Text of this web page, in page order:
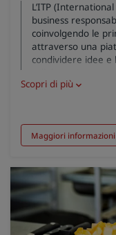
L’ITP
business
coinvolgendo le
attraverso una
condividere idee
La strategia e gli
obiettivi di sviluppo
all’accordo sul
Scopri di più
Maggiori informazioni